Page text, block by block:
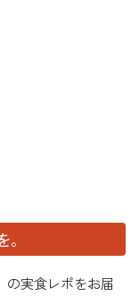
の実食レポをお届